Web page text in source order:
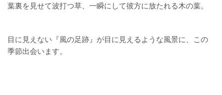
葉裏を見せて波打つ草、一瞬にして彼方に放たれる木の葉。
目に見えない『風の足跡』が目に見えるような風景に、この
季節出会います。